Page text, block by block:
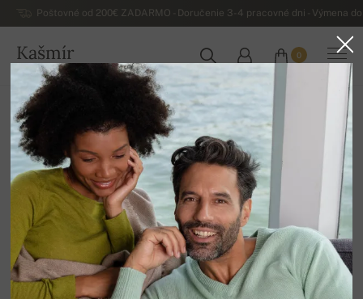
Poštovné od 200€ ZADARMO - Doručenie 3-4 pracovné dni - Výmena
Kašmír
SLOVENSKO
0
Domov
Luxusné dámske kašmírové svetre
Dámske svetre z alpacy